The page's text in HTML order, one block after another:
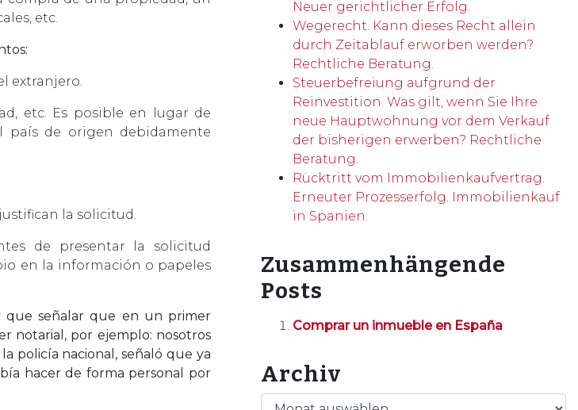
etc.
extranjero.
etc. Es posible en lugar de
de origen debidamente
la solicitud.
de presentar la solicitud
en la información o papeles
que señalar que en un primer
notarial, por ejemplo: nosotros
policía nacional, señaló que ya
hacer de forma personal por
Neuer gerichtlicher Erfolg.
Wegerecht. Kann dieses Recht allein
durch Zeitablauf erworben werden?
Rechtliche Beratung.
Steuerbefreiung aufgrund der
Reinvestition. Was gilt, wenn Sie Ihre
neue Hauptwohnung vor dem Verkauf
der bisherigen erwerben? Rechtliche
Beratung.
Rücktritt vom Immobilienkaufvertrag.
Erneuter Prozesserfolg. Immobilienkauf
in Spanien.
Zusammenhängende
Posts
Comprar un inmueble en España
Archiv
Archiv